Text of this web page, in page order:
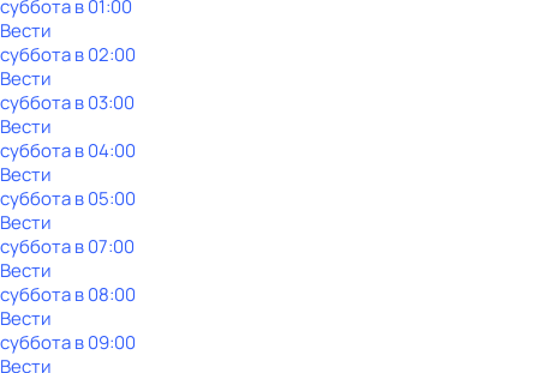
субботав01:00
Вести
субботав02:00
Вести
субботав03:00
Вести
субботав04:00
Вести
субботав05:00
Вести
субботав07:00
Вести
субботав08:00
Вести
субботав09:00
Вести